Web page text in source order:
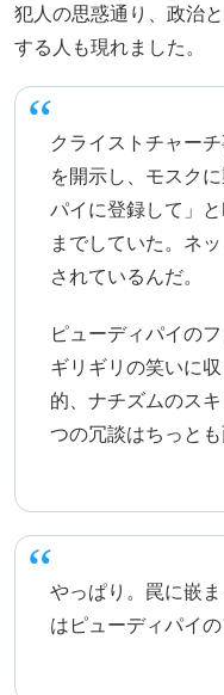
犯人の思惑通り、政治
する人も現れました。
クライストチャー
を開示し、モスク
パイに登録して」
までしていた。ネ
されているんだ。
ピューディパイの
ギリギリの笑いに
的、ナチズムのス
つの冗談はちっとも
やっぱり。罠に嵌
はピューディパイの